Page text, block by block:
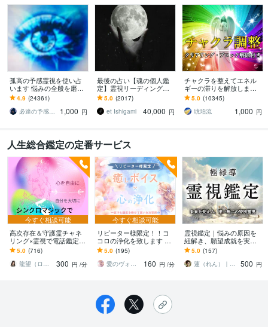
孤高の予感霊視を使い占
います 悩みの全般を磨き
上げ、研ぎ澄ました予感
より霊視により導きます
4.9 (24361)
必達の予感霊視 渡邊 潤一
1,000 円
最後の占い【魂の個人鑑
定】霊視リーディング承
ります 運命の地図を手
に、輝く人生を創る｜魂
の全体像を紐解く鑑定
5.0 (2017)
et Ishigami
40,000 円
チャクラを整えてエネル
ギーの滞りを解放します 7
割超リピート！人生を変
えたい人のエネルギー調
整
5.0 (10345)
琥珀流
1,000 円
人生総合鑑定の定番サービス
今すぐ相談可能
高次存在＆守護霊チャネ
リング×霊視で電話鑑定し
ます 辞める？続ける？の
答えが視えるアドバイ
ス。レイキヒーリングも
5.0 (716)
龍望（ロム）松仲
300 円 /分
今すぐ相談可能
リピーター様限定！！コ
コロの浄化を致します い
ま必要なメッセージを伝
え、シアワセな未来へご
招待します♡
5.0 (195)
愛のヴォイスヒーラー♡ 陽まわり
160 円 /分
霊視鑑定｜悩みの原因を
紐解き、願望成就を実現
します 恋愛、仕事、お
金、人間関係、どんな悩
みもお任せ下さい
5.0 (157)
蓮（れん）｜最幸の未来を叶える白虎霊導師
500 円